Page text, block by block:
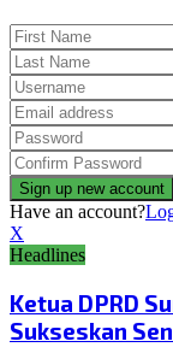
Have an account?
X
Headlines
Ketua DPRD
Sukseskan